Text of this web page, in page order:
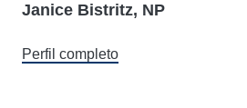
Janice Bistritz, NP
Perfil completo